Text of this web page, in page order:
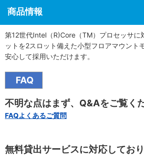
商品情報
第12世代Intel（R)Core（TM）プロセッサに
ットを2スロット備えた小型フロアマウント
安心して採用いただけます。
FAQ
不明な点はまず、Q&Aをご覧く
FAQよくあるご質問
無料貸出サービスに対応してお